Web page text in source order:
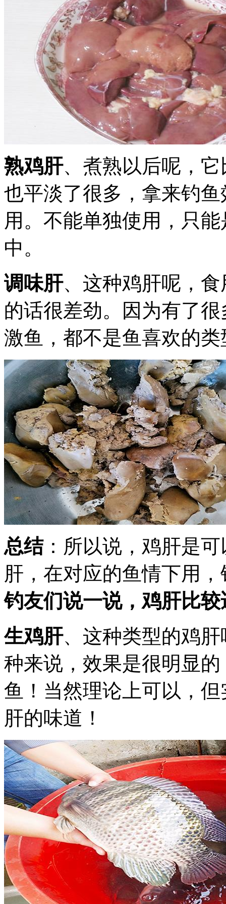
熟鸡肝、煮熟以后呢，
也平淡了很多，拿来钓
用。不能单独使用，只
中。
调味肝、这种鸡肝呢，
的话很差劲。因为有了很
激鱼，都不是鱼喜欢的类
总结：所以说，鸡肝是
肝，在对应的鱼情下用
钓友们说一说，鸡肝比
生鸡肝、这种类型的鸡
种来说，效果是很明显
鱼！当然理论上可以，
肝的味道！